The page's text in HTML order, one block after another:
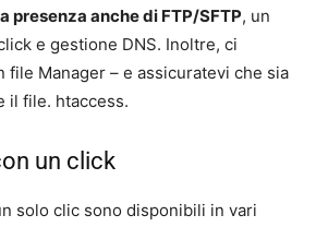
presenza anche di FTP/SFTP, un
e gestione DNS. Inoltre, ci
file Manager – e assicuratevi che sia
il file. htaccess.
un click
solo clic sono disponibili in vari